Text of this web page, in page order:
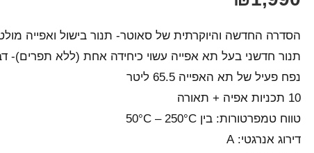
הסדרה החדשה והיוקרתית של סאוטר- תנור בישול ואפייה
תנור חדשני בעל תא אפייה עשוי כיחידה אחת (ללא תפרים)-
נפח פעיל של תא האפייה 65.5 ליטר
10 תכניות אפיה + תאורה
טווח טמפרטורות: בין 50°C – 250°C
דירוג אנרגטי: A